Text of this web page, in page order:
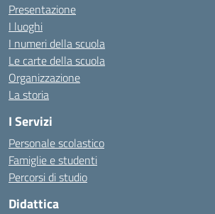
Presentazione
I luoghi
I numeri della scuola
Le carte della scuola
Organizzazione
La storia
I Servizi
Personale scolastico
Famiglie e studenti
Percorsi di studio
Didattica